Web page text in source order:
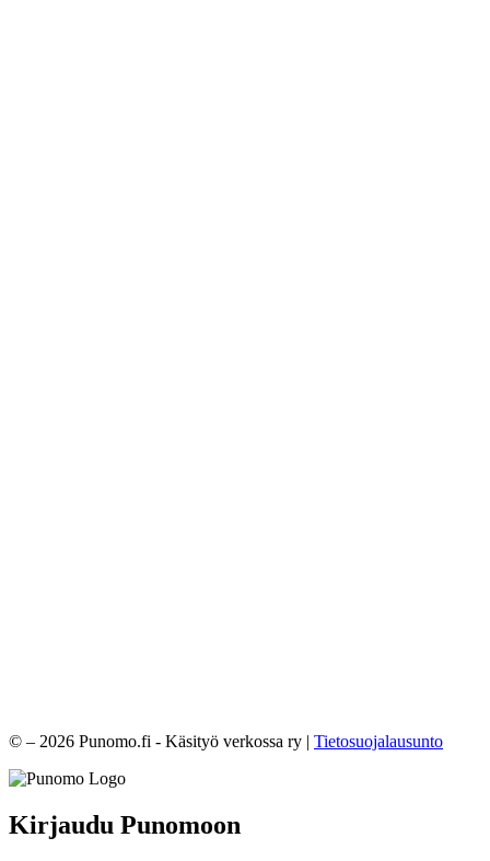
© – 2026 Punomo.fi - Käsityö verkossa ry | Tietosuojalausunto
Kirjaudu Punomoon